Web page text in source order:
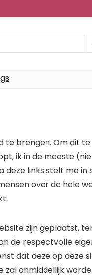
te brengen. Om dit
ik in de meeste
deze links stelt me
over de hele
zijn geplaatst,
de respectvolle
dat deze op deze
onmiddellijk